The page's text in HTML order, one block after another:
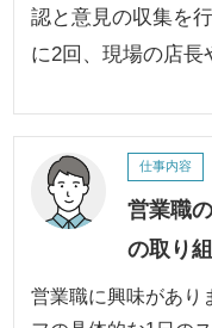
認と意見の収集を
に2回、現場の店長
営業職
の取り
仕事内容
営業職に興味があり